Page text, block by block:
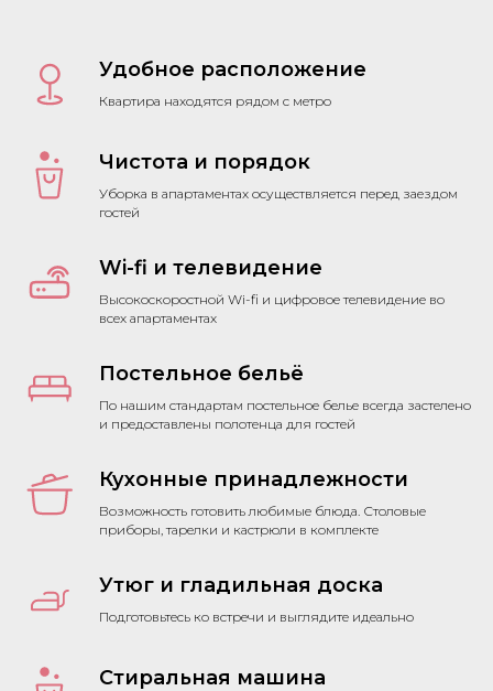
Удобное расположение
Квартира находятся рядом с метро
Чистота и порядок
Уборка в апартаментах осуществляется перед заездом
гостей
Wi-fi и телевидение
Высокоскоростной Wi-fi и цифровое телевидение во
всех апартаментах
Постельное бельё
По нашим стандартам постельное белье всегда застелено
и предоставлены полотенца для гостей
Кухонные принадлежности
Возможность готовить любимые блюда. Столовые
приборы, тарелки и кастрюли в комплекте
Утюг и гладильная доска
Подготовьтесь ко встречи и выглядите идеально
Стиральная машина